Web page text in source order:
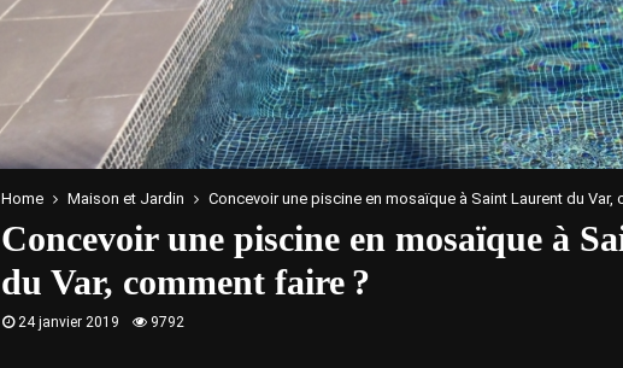
Home Maison et Jardin Concevoir une piscine en mosaïque à Saint Laurent du Var,
Concevoir une piscine en mosaïque à
du Var, comment faire ?
24 janvier 2019 9792